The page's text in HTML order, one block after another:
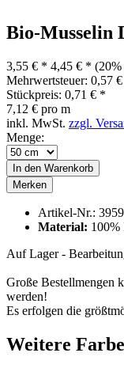
Bio-Musselin
3,55 € * 4,45 € * (20%
Mehrwertsteuer: 0,57 €
Stückpreis: 0,71 € *
7,12 € pro m
inkl. MwSt. zzgl.
Menge:
In den Warenkorb
Merken
Artikel-Nr.:
Material:
Auf Lager -
Große Bestellmengen
werden!
Es erfolgen die
Weitere